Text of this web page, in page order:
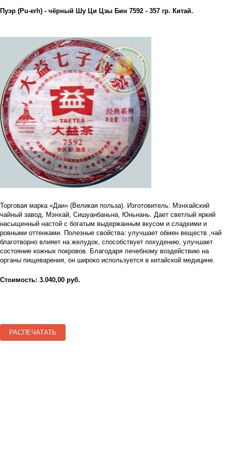
Пуэр (Pu-erh) - чёрный Шу Ци Цзы Бин 7592 - 357 гр. Китай.
Торговая марка «Даи» (Великая польза). Изготовитель: Мэнхайский
чайный завод, Мэнхай, Сишуанбаньна, Юньнань. Дает светлый яркий
насыщенный настой с богатым выдержанным вкусом и сладкими и
ровными оттенками. Полезные свойства: улучшает обмен веществ ,чай
благотворно влияет на желудок, способствует похудению, улучшает
состояние кожных покровов. Благодаря лечебному воздействию на
органы пищеварения, он широко используется в китайской медицине.
Стоимость: 3.040,00 руб.
РАСПЕЧАТАТЬ